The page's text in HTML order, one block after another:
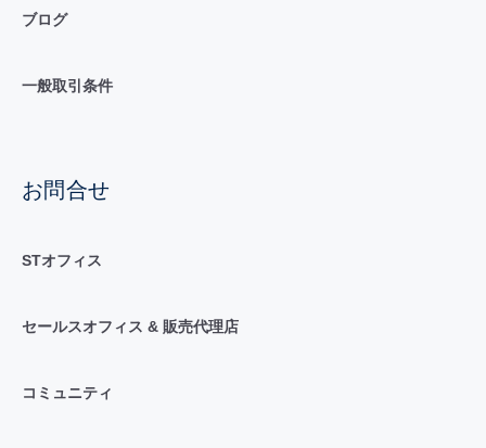
ブログ
一般取引条件
お問合せ
STオフィス
セールスオフィス & 販売代理店
コミュニティ